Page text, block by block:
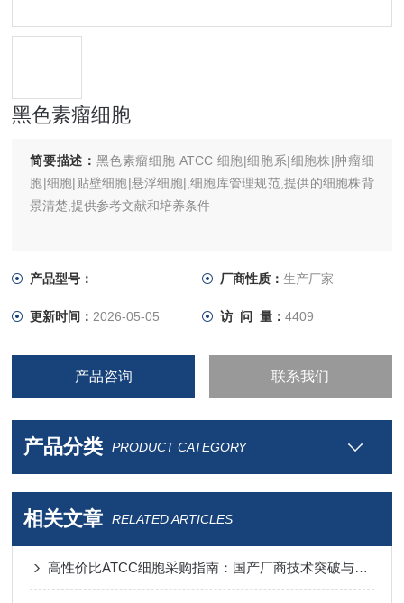
黑色素瘤细胞
简要描述： 黑色素瘤细胞 ATCC 细胞|细胞系|细胞株|肿瘤细
胞|细胞|贴壁细胞|悬浮细胞|,细胞库管理规范,提供的细胞株背
景清楚,提供参考文献和培养条件
产品型号： 厂商性质： 生产厂家
更新时间： 2026-05-05 访 问 量： 4409
产品咨询 联系我们
产品分类 PRODUCT CATEGORY
相关文章 RELATED ARTICLES
高性价比ATCC细胞采购指南：国产厂商技术突破与进口替代分析